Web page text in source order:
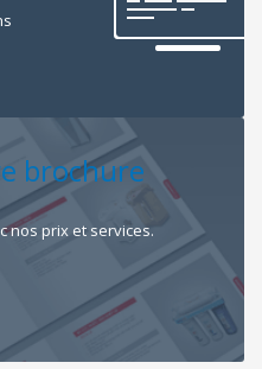
brochure
nos prix et services.